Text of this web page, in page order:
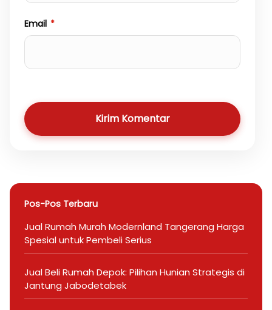
Email *
Kirim Komentar
Pos-Pos Terbaru
Jual Rumah Murah Modernland Tangerang Harga
Spesial untuk Pembeli Serius
Jual Beli Rumah Depok: Pilihan Hunian Strategis di
Jantung Jabodetabek